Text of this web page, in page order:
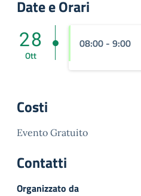
Date e Orari
08:00 - 9:00
28
Ott
Costi
Evento Gratuito
Contatti
Organizzato da